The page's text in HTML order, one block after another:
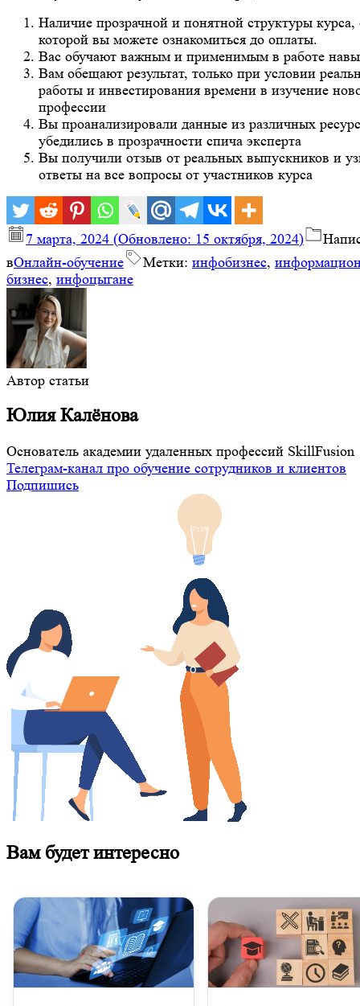
Наличие прозрачной и понятной структуры курса,
которой вы можете ознакомиться до оплаты.
Вас обучают важным и применимым в работе
Вам обещают результат, только при условии
работы и инвестирования времени в изучение
профессии
Вы проанализировали данные из различных
убедились в прозрачности спича эксперта
Вы получили отзыв от реальных выпускников и
ответы на все вопросы от участников курса
7 марта, 2024 (Обновлено: 15 октября, 2024)
вОнлайн-обучение Метки: инфобизнес,
бизнес, инфоцыгане
Автор статьи
Юлия Калёнова
Основатель академии удаленных профессий SkillFusion
Телеграм-канал про обучение сотрудников и клиентов
Подпишись
Вам будет интересно